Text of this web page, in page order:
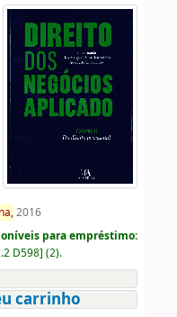
2016
para empréstimo:
D598] (2).
carrinho